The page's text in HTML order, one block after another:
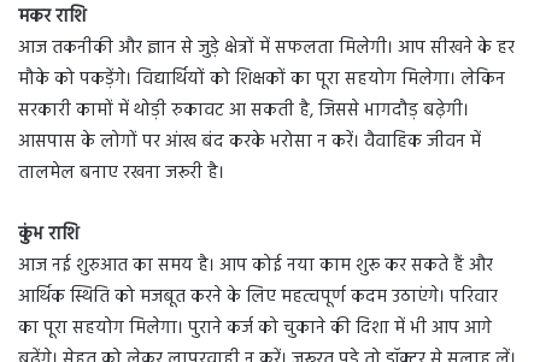
मकर राशि
आज तकनीकी और ज्ञान से जुड़े क्षेत्रों में सफलता मिलेगी। आप सीखने के हर
मौके को पकड़ेंगे। विद्यार्थियों को शिक्षकों का पूरा सहयोग मिलेगा। लेकिन
सरकारी कामों में थोड़ी रुकावट आ सकती है, जिससे भागदौड़ बढ़ेगी।
आसपास के लोगों पर आंख बंद करके भरोसा न करें। वैवाहिक जीवन में
तालमेल बनाए रखना जरूरी है।
कुंभ राशि
आज नई शुरुआत का समय है। आप कोई नया काम शुरू कर सकते हैं और
आर्थिक स्थिति को मजबूत करने के लिए महत्वपूर्ण कदम उठाएंगे। परिवार
का पूरा सहयोग मिलेगा। पुराने कर्ज को चुकाने की दिशा में भी आप आगे